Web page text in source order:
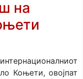
на
Коњети, овојпат